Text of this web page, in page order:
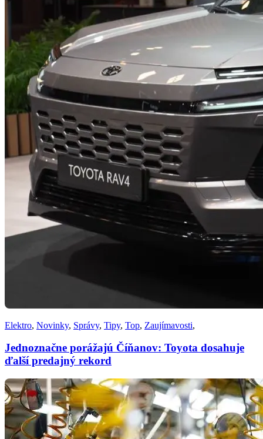
Elektro, Novinky, Správy, Tipy, Top, Zaujímavosti,
Jednoznačne porážajú Číňanov: Toyota dosahuje
ďalší predajný rekord